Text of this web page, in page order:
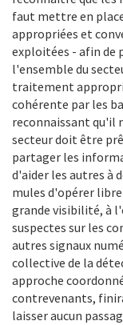
faut mettre en
appropriées et
exploitées - afin de
l'ensemble du
traitement
cohérente par les
reconnaissant qu'il
secteur doit être
partager les
d'aider les autres à
mules d'opérer
grande visibilité, à
suspectes sur les
autres signaux
collective de la
approche
contrevenants,
laisser aucun